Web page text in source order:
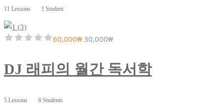
11 Lessons 1 Student
60,000₩ 30,000₩
DJ 래피의 월간 독서학
5 Lessons 6 Students